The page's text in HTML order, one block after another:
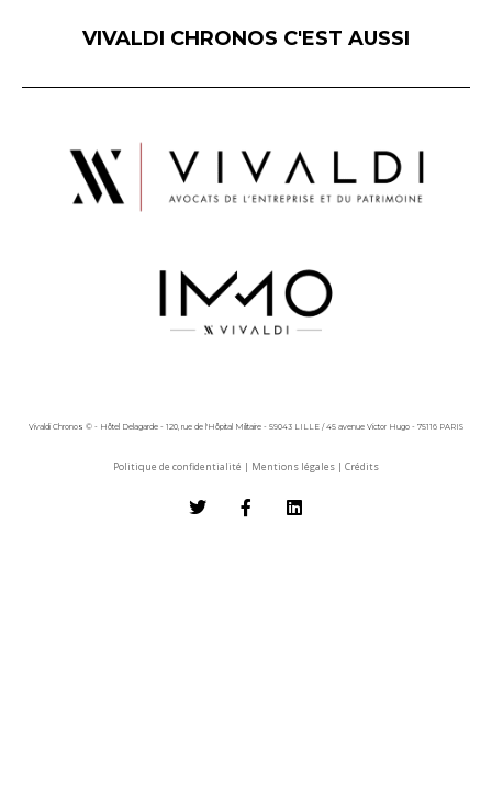
VIVALDI CHRONOS C'EST AUSSI
Vivaldi Chronos © - Hôtel Delagarde - 120, rue de l'Hôpital Militaire - 59043 LILLE / 45 avenue Victor Hugo - 75116 PARIS
Politique de confidentialité | Mentions légales | Crédits